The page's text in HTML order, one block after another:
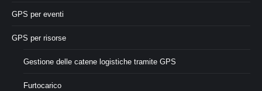
GPS per eventi
GPS per risorse
Gestione delle catene logistiche tramite GPS
Furtocarico